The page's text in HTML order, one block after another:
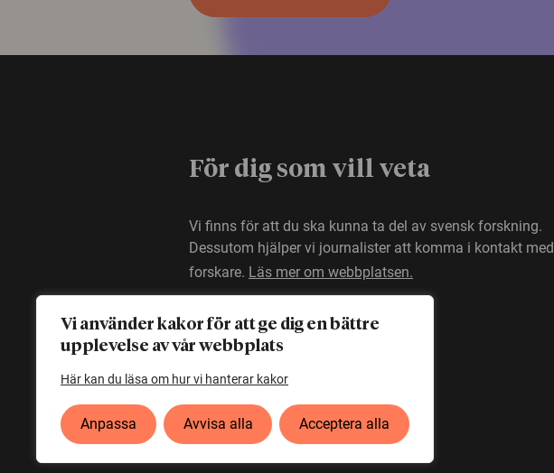
Vi använder kakor för att ge dig en bättre
upplevelse av vår webbplats
Här kan du läsa om hur vi hanterar kakor
Anpassa Avvisa alla Acceptera alla
För dig som vill veta
Vi finns för att du ska kunna ta del av svensk forskning.
Dessutom hjälper vi journalister att komma i kontakt med
forskare. Läs mer om webbplatsen.